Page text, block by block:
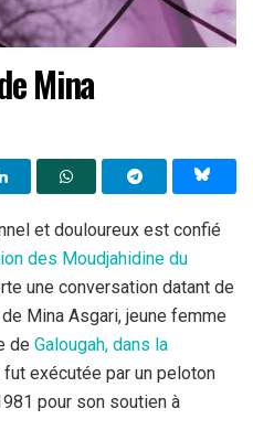
Mina
et douloureux est confié
des Moudjahidine du
une conversation datant de
Mina Asgari, jeune femme
de Galougah, dans la
fut exécutée par un peloton
pour son soutien à